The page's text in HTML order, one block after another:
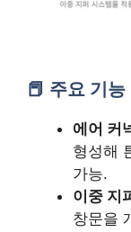
주요 기능
에어 커
형성해
가능.
이중 지
창문을